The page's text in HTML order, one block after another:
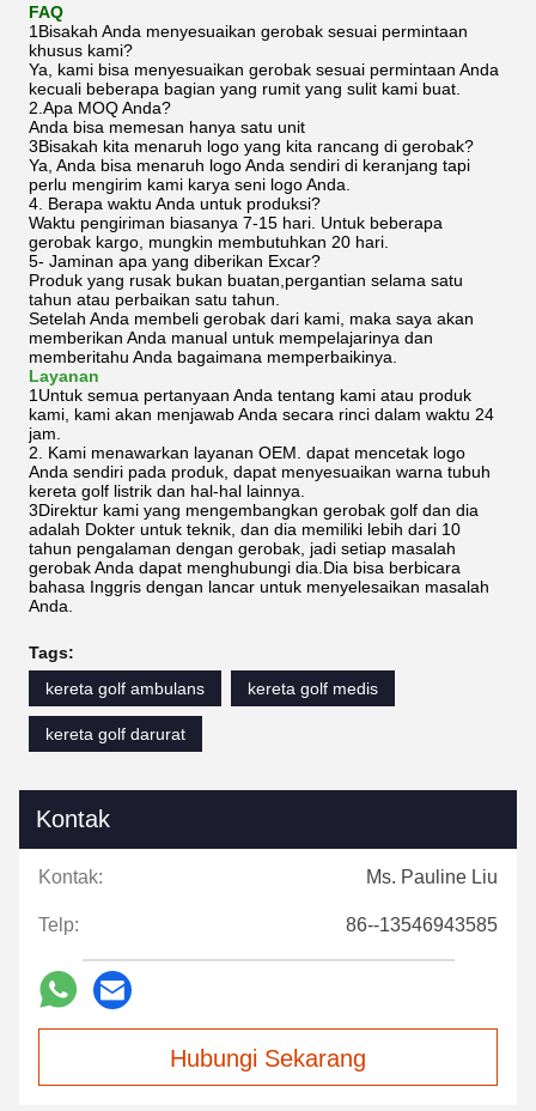
FAQ
1Bisakah Anda menyesuaikan gerobak sesuai permintaan
khusus kami?
Ya, kami bisa menyesuaikan gerobak sesuai permintaan Anda
kecuali beberapa bagian yang rumit yang sulit kami buat.
2.Apa MOQ Anda?
Anda bisa memesan hanya satu unit
3Bisakah kita menaruh logo yang kita rancang di gerobak?
Ya, Anda bisa menaruh logo Anda sendiri di keranjang tapi
perlu mengirim kami karya seni logo Anda.
4. Berapa waktu Anda untuk produksi?
Waktu pengiriman biasanya 7-15 hari. Untuk beberapa
gerobak kargo, mungkin membutuhkan 20 hari.
5- Jaminan apa yang diberikan Excar?
Produk yang rusak bukan buatan,pergantian selama satu
tahun atau perbaikan satu tahun.
Setelah Anda membeli gerobak dari kami, maka saya akan
memberikan Anda manual untuk mempelajarinya dan
memberitahu Anda bagaimana memperbaikinya.
Layanan
1Untuk semua pertanyaan Anda tentang kami atau produk
kami, kami akan menjawab Anda secara rinci dalam waktu 24
jam.
2. Kami menawarkan layanan OEM. dapat mencetak logo
Anda sendiri pada produk, dapat menyesuaikan warna tubuh
kereta golf listrik dan hal-hal lainnya.
3Direktur kami yang mengembangkan gerobak golf dan dia
adalah Dokter untuk teknik, dan dia memiliki lebih dari 10
tahun pengalaman dengan gerobak, jadi setiap masalah
gerobak Anda dapat menghubungi dia.Dia bisa berbicara
bahasa Inggris dengan lancar untuk menyelesaikan masalah
Anda.
Tags:
kereta golf ambulans
kereta golf medis
kereta golf darurat
Kontak
Kontak: Ms. Pauline Liu
Telp: 86--13546943585
Hubungi Sekarang